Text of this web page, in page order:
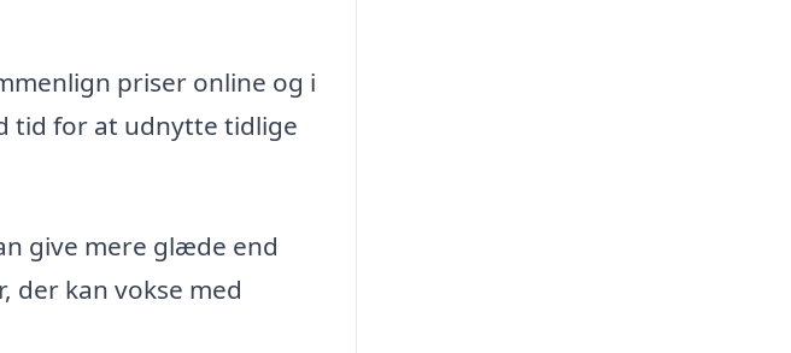
priser online og i
tid for at udnytte tidlige
give mere glæde end
der kan vokse med